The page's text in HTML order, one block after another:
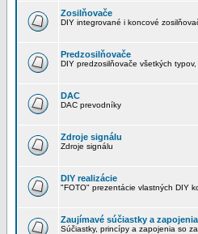
Zosilňovače
DIY integrované i koncové
Predzosilňovače
DIY predzosilňovače všetkých
DAC
DAC prevodníky
Zdroje signálu
Zdroje signálu
DIY realizácie
"FOTO" prezentácie vlastných DIY
Zaujímavé súčiastky a zapojenia
Súčiastky, princípy a zapojenia so